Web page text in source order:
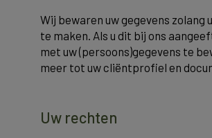
Wij bewaren uw gegevens
te maken. Als u dit bij ons
met uw (persoons)gegevens te
meer tot uw cliëntprofiel en
Uw rechten